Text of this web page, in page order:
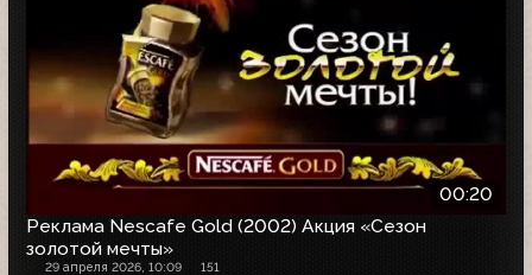
00:20
Реклама Nescafe Gold (2002) Акция «Сезон
золотой мечты»
29 апреля 2026, 10:09 151